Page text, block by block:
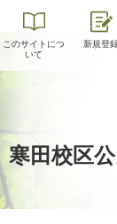
このサイトにつ
いて
新規登
寒田校区